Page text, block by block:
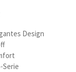
Design
Serie